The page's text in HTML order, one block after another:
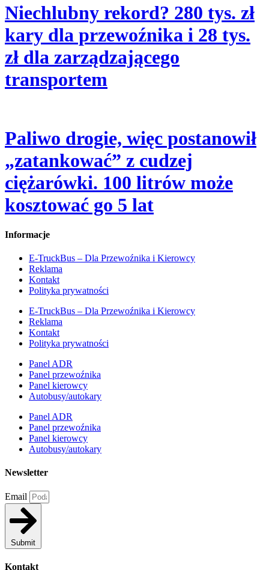
Niechlubny rekord? 280 tys. zł
kary dla przewoźnika i 28 tys.
zł dla zarządzającego
transportem
Paliwo drogie, więc postanowił
„zatankować” z cudzej
ciężarówki. 100 litrów może
kosztować go 5 lat
Informacje
E-TruckBus – Dla Przewoźnika i Kierowcy
Reklama
Kontakt
Polityka prywatności
E-TruckBus – Dla Przewoźnika i Kierowcy
Reklama
Kontakt
Polityka prywatności
Panel ADR
Panel przewoźnika
Panel kierowcy
Autobusy/autokary
Panel ADR
Panel przewoźnika
Panel kierowcy
Autobusy/autokary
Newsletter
Email
Submit
Kontakt